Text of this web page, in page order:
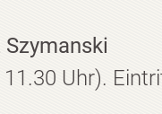
Uhr).